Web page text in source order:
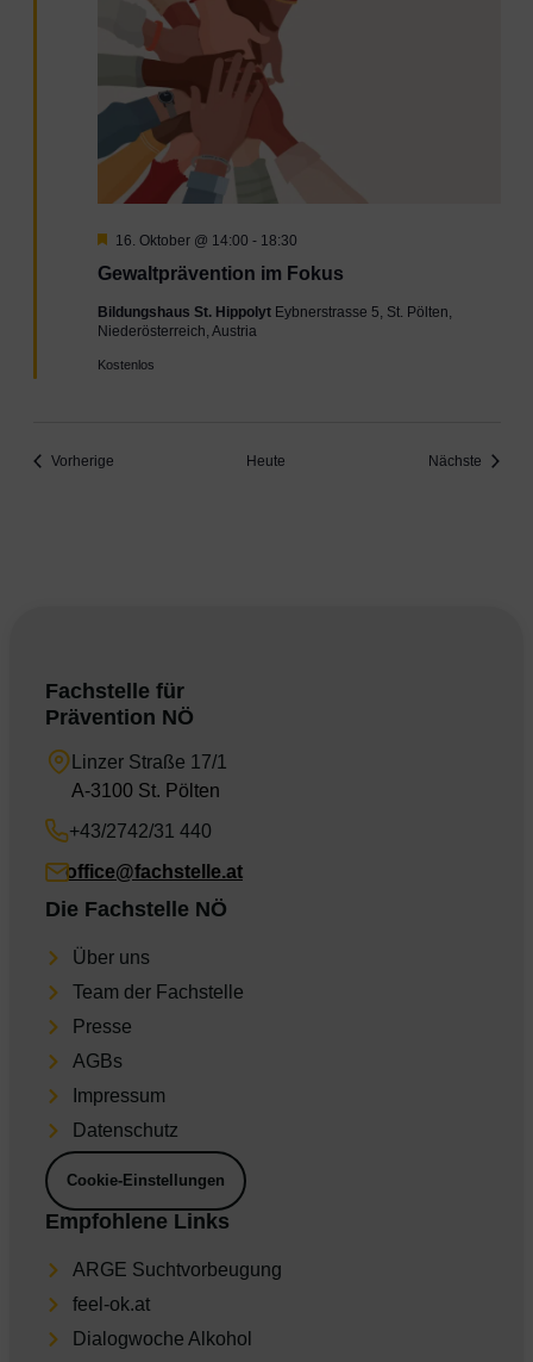
Gewaltprävention im Fokus
Hervorgehoben
16. Oktober @ 14:00 - 18:30
Bildungshaus St. Hippolyt Eybnerstrasse 5, St. Pölten,
Niederösterreich, Austria
Kostenlos
VorherigeVeranstaltungen Heute Nächste
Fachstelle für
Prävention NÖ
Linzer Straße 17/1
A-3100 St. Pölten
+43/2742/31 440
office@fachstelle.at
Die Fachstelle NÖ
Über uns
Team der Fachstelle
Presse
AGBs
Impres­sum
Daten­schutz
Cookie-Einstellungen
Empfohlene Links
ARGE Suchtvorbeugung
feel-ok.at
Dia­log­wo­che Alkohol